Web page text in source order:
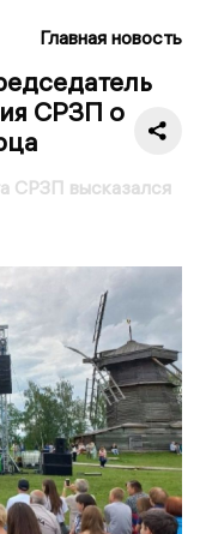
Главная новость
СРЗП о
СРЗП высказался